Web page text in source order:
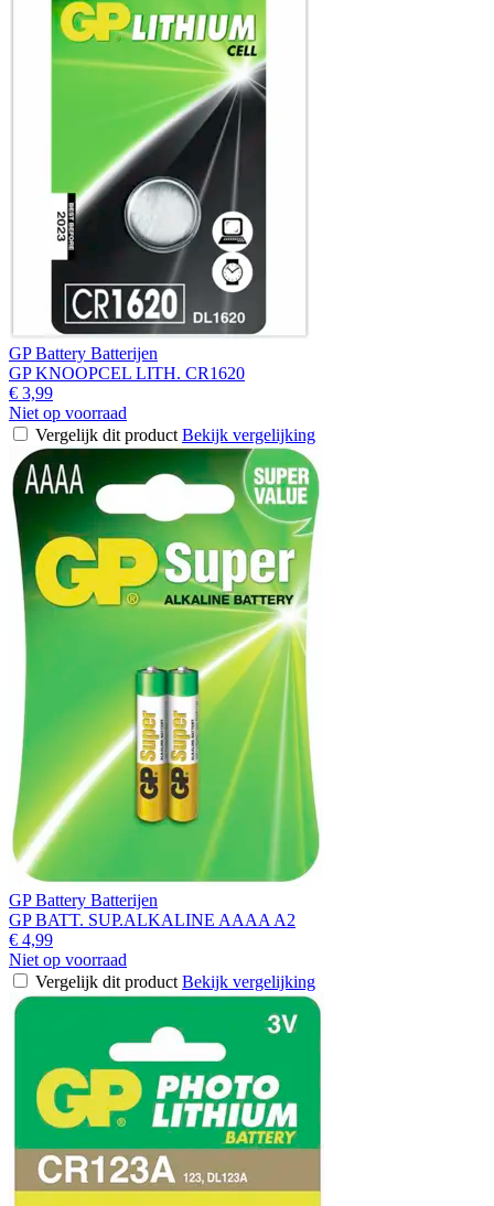
GP Battery Batterijen
GP KNOOPCEL LITH. CR1620
€ 3,99
Niet op voorraad
Vergelijk dit product Bekijk vergelijking
GP Battery Batterijen
GP BATT. SUP.ALKALINE AAAA A2
€ 4,99
Niet op voorraad
Vergelijk dit product Bekijk vergelijking